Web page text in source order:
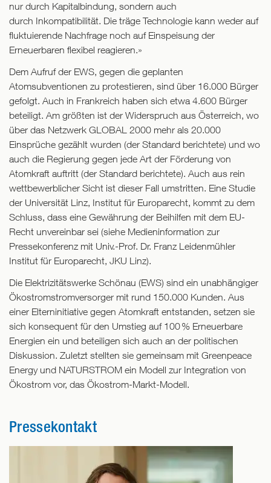
nur durch Kapitalbindung, sondern auch
durch Inkompatibilität. Die träge Technologie kann weder auf
fluktuierende Nachfrage noch auf Einspeisung der
Erneuerbaren flexibel reagieren.»
Dem Aufruf der EWS, gegen die geplanten
Atomsubventionen zu protestieren, sind über 16.000 Bürger
gefolgt. Auch in Frankreich haben sich etwa 4.600 Bürger
beteiligt. Am größten ist der Widerspruch aus Österreich, wo
über das Netzwerk GLOBAL 2000 mehr als 20.000
Einsprüche gezählt wurden (der Standard berichtete) und wo
auch die Regierung gegen jede Art der Förderung von
Atomkraft auftritt (der Standard berichtete). Auch aus rein
wettbewerblicher Sicht ist dieser Fall umstritten. Eine Studie
der Universität Linz, Institut für Europarecht, kommt zu dem
Schluss, dass eine Gewährung der Beihilfen mit dem EU-
Recht unvereinbar sei (siehe Medieninformation zur
Pressekonferenz mit Univ.-Prof. Dr. Franz Leidenmühler
Institut für Europarecht, JKU Linz).
Die Elektrizitätswerke Schönau (EWS) sind ein unabhängiger
Ökostromstromversorger mit rund 150.000 Kunden. Aus
einer Elterninitiative gegen Atomkraft entstanden, setzen sie
sich konsequent für den Umstieg auf 100 % Erneuerbare
Energien ein und beteiligen sich auch an der politischen
Diskussion. Zuletzt stellten sie gemeinsam mit Greenpeace
Energy und NATURSTROM ein Modell zur Integration von
Ökostrom vor, das Ökostrom-Markt-Modell.
Pressekontakt